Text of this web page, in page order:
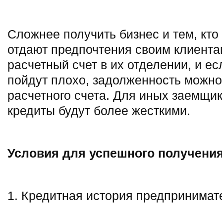
Сложнее получить бизнес и тем,
отдают предпочтения своим
расчетный счет в их отделении, и
пойдут плохо, задолженность
расчетного счета. Для иных
кредиты будут более жесткими.
Условия для успешного
1. Кредитная история